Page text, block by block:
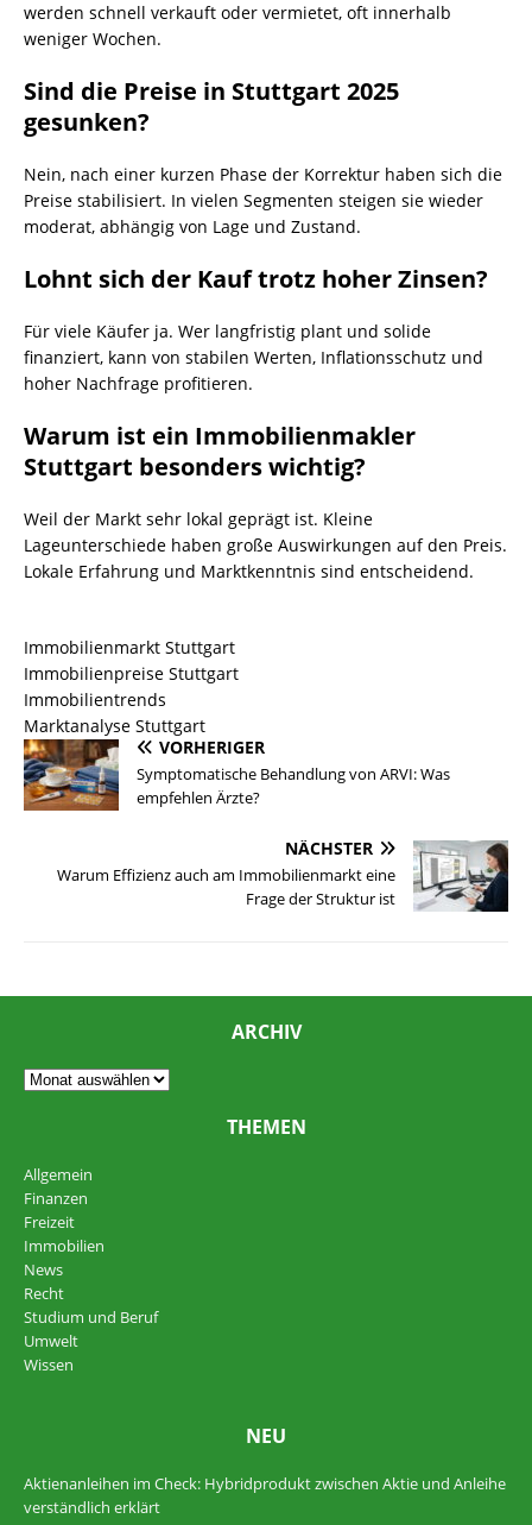
werden schnell verkauft oder vermietet, oft innerhalb
weniger Wochen.
Sind die Preise in Stuttgart 2025
gesunken?
Nein, nach einer kurzen Phase der Korrektur haben sich die
Preise stabilisiert. In vielen Segmenten steigen sie wieder
moderat, abhängig von Lage und Zustand.
Lohnt sich der Kauf trotz hoher Zinsen?
Für viele Käufer ja. Wer langfristig plant und solide
finanziert, kann von stabilen Werten, Inflationsschutz und
hoher Nachfrage profitieren.
Warum ist ein Immobilienmakler
Stuttgart besonders wichtig?
Weil der Markt sehr lokal geprägt ist. Kleine
Lageunterschiede haben große Auswirkungen auf den Preis.
Lokale Erfahrung und Marktkenntnis sind entscheidend.
Immobilienmarkt Stuttgart
Immobilienpreise Stuttgart
Immobilientrends
Marktanalyse Stuttgart
VORHERIGER
Symptomatische Behandlung von ARVI: Was
empfehlen Ärzte?
NÄCHSTER
Warum Effizienz auch am Immobilienmarkt eine
Frage der Struktur ist
ARCHIV
THEMEN
Allgemein
Finanzen
Freizeit
Immobilien
News
Recht
Studium und Beruf
Umwelt
Wissen
NEU
Aktienanleihen im Check: Hybridprodukt zwischen Aktie und Anleihe
verständlich erklärt